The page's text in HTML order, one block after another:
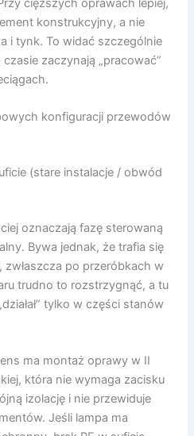
cięższych oprawach lepiej,
konstrukcyjny, a nie
i tynk. To widać szczególnie
zaczynają „pracować”
konfiguracji przewodów
(stare instalacje / obwód
oznaczają fazę sterowaną
Bywa jednak, że trafia się
zwłaszcza po przeróbkach w
trudno to rozstrzygnąć, a tu
tylko w części stanów
ma montaż oprawy w II
która nie wymaga zacisku
izolację i nie przewiduje
Jeśli lampa ma